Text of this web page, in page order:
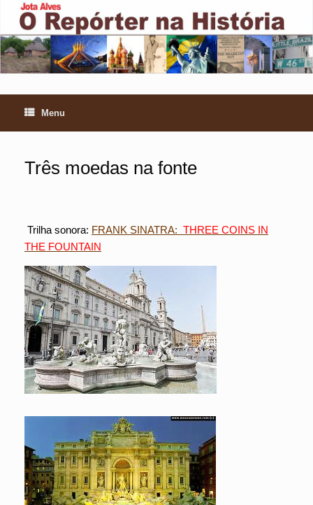
content
Menu
Três moedas na fonte
Trilha sonora: FRANK SINATRA: THREE COINS IN
THE FOUNTAIN